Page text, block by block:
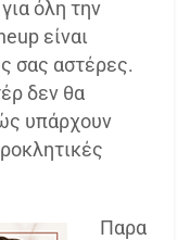
όλη την
είναι
σας αστέρες.
δεν θα
υπάρχουν
Παρα